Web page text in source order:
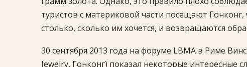
туристов с материковой части посещают
столько, сколько им хочется, и возвращаются
30 сентября 2013 года на форуме LBMA в Риме
Jewelry, Гонконг) показал некоторые интересные